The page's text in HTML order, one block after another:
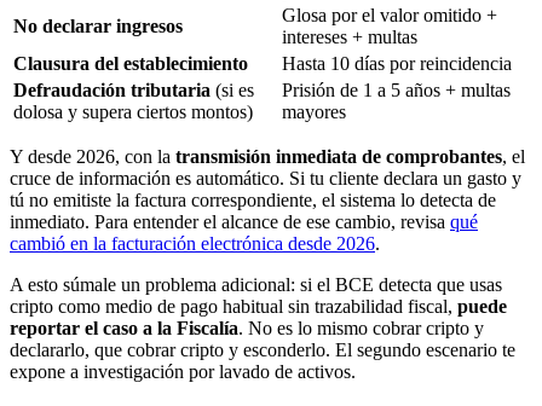
No declarar ingresos
Glosa por el valor omitido +
intereses + multas
Clausura del establecimiento
Hasta 10 días por reincidencia
Defraudación tributaria (si es
dolosa y supera ciertos montos)
Prisión de 1 a 5 años + multas
mayores
Y desde 2026, con la transmisión inmediata de comprobantes, el
cruce de información es automático. Si tu cliente declara un gasto y
tú no emitiste la factura correspondiente, el sistema lo detecta de
inmediato. Para entender el alcance de ese cambio, revisa qué
cambió en la facturación electrónica desde 2026.
A esto súmale un problema adicional: si el BCE detecta que usas
cripto como medio de pago habitual sin trazabilidad fiscal, puede
reportar el caso a la Fiscalía. No es lo mismo cobrar cripto y
declararlo, que cobrar cripto y esconderlo. El segundo escenario te
expone a investigación por lavado de activos.